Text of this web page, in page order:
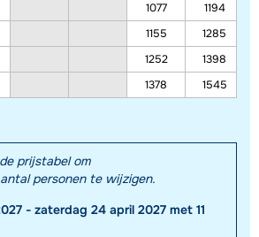
1077
1194
1155
1285
1252
1398
1378
1545
prijstabel om
personen te wijzigen.
- zaterdag 24 april 2027 met 11